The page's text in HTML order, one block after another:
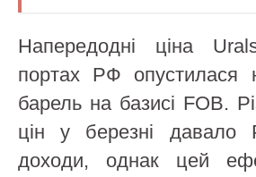
Напередодні ціна
портах РФ опустилася
барель на базисі FOB.
цін у березні давало
доходи, однак цей